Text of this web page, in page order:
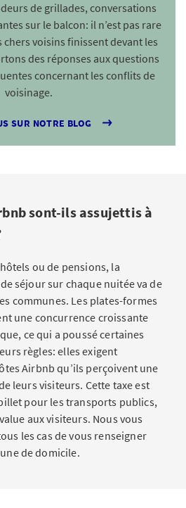
de grillades, conversations
sur le balcon: il n’est pas rare
chers voisins finissent devant les
des réponses aux questions
concernant les conflits de
voisinage.
SUR NOTRE BLOG
sont-ils assujettis à
ou de pensions, la
séjour sur chaque nuitée va de
communes. Les plates-formes
une concurrence croissante
ce qui a poussé certaines
règles: elles exigent
Airbnb qu’ils perçoivent une
leurs visiteurs. Cette taxe est
pour les transports publics,
aux visiteurs. Nous vous
les cas de vous renseigner
de domicile.